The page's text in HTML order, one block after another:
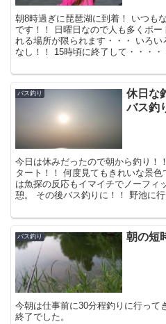
朝8時過ぎに琵琶湖に到着！ いつも
です！！ 日曜日なので人も多くボ
れる場所が限られます・・・ いろ
なし！！ 15時頃に終了して・・・・
バス釣り
休日な
バス釣
今日は休みだったので朝から釣り！
タート！！ 何度見てもきれいな景
は魚探の反応もイマイチでノーフィ
憩。 その後バス釣りに！！ 野池に
バス釣り 朝の短
今朝は仕事前に30分程釣りに行って
終了でした。